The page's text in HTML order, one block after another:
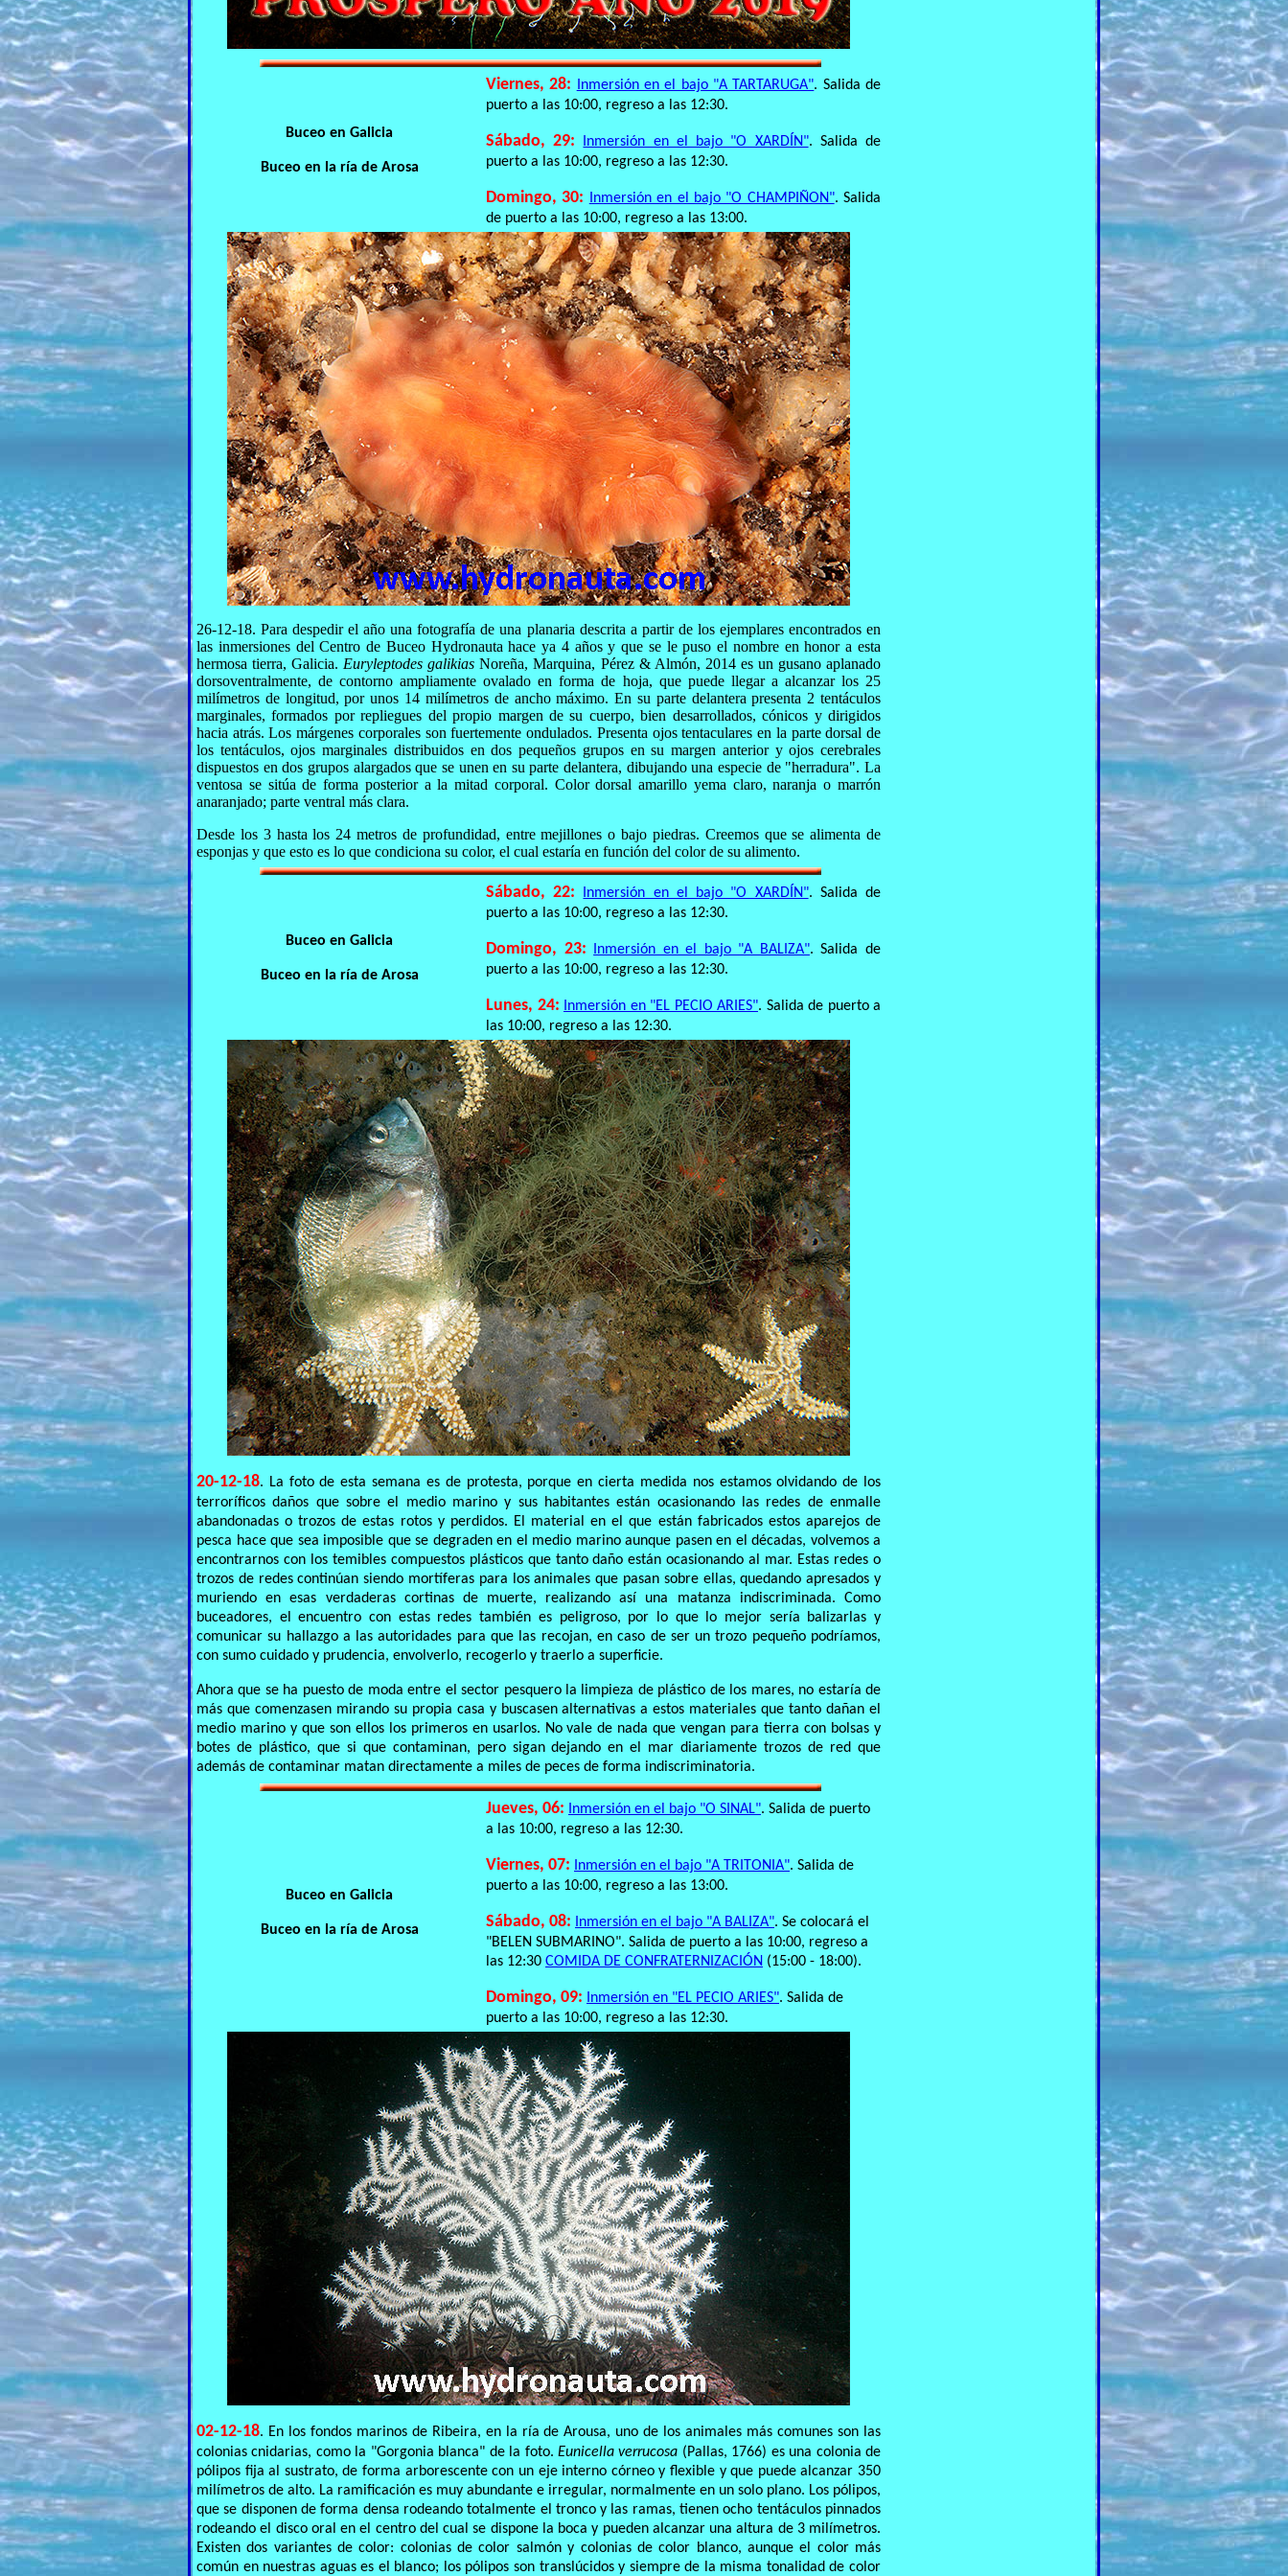
Buceo en Galicia
Buceo en la ría de Arosa
Viernes, 28: Inmersión en el bajo "A TARTARUGA". Salida de
puerto a las 10:00, regreso a las 12:30.
Sábado, 29: Inmersión en el bajo "O XARDÍN". Salida de
puerto a las 10:00, regreso a las 12:30.
Domingo, 30: Inmersión en el bajo "O CHAMPIÑON". Salida
de puerto a las 10:00, regreso a las 13:00.
26-12-18. Para despedir el año una fotografía de una planaria descrita a partir de los ejemplares encontrados en
las inmersiones del Centro de Buceo Hydronauta hace ya 4 años y que se le puso el nombre en honor a esta
hermosa tierra, Galicia. Euryleptodes galikias Noreña, Marquina, Pérez & Almón, 2014 es un gusano aplanado
dorsoventralmente, de contorno ampliamente ovalado en forma de hoja, que puede llegar a alcanzar los 25
milímetros de longitud, por unos 14 milímetros de ancho máximo. En su parte delantera presenta 2 tentáculos
marginales, formados por repliegues del propio margen de su cuerpo, bien desarrollados, cónicos y dirigidos
hacia atrás. Los márgenes corporales son fuertemente ondulados. Presenta ojos tentaculares en la parte dorsal de
los tentáculos, ojos marginales distribuidos en dos pequeños grupos en su margen anterior y ojos cerebrales
dispuestos en dos grupos alargados que se unen en su parte delantera, dibujando una especie de "herradura". La
ventosa se sitúa de forma posterior a la mitad corporal. Color dorsal amarillo yema claro, naranja o marrón
anaranjado; parte ventral más clara.
Desde los 3 hasta los 24 metros de profundidad, entre mejillones o bajo piedras. Creemos que se alimenta de
esponjas y que esto es lo que condiciona su color, el cual estaría en función del color de su alimento.
Buceo en Galicia
Buceo en la ría de Arosa
Sábado, 22: Inmersión en el bajo "O XARDÍN". Salida de
puerto a las 10:00, regreso a las 12:30.
Domingo, 23: Inmersión en el bajo "A BALIZA". Salida de
puerto a las 10:00, regreso a las 12:30.
Lunes, 24: Inmersión en "EL PECIO ARIES". Salida de puerto a
las 10:00, regreso a las 12:30.
20-12-18. La foto de esta semana es de protesta, porque en cierta medida nos estamos olvidando de los
terroríficos daños que sobre el medio marino y sus habitantes están ocasionando las redes de enmalle
abandonadas o trozos de estas rotos y perdidos. El material en el que están fabricados estos aparejos de
pesca hace que sea imposible que se degraden en el medio marino aunque pasen en el décadas, volvemos a
encontrarnos con los temibles compuestos plásticos que tanto daño están ocasionando al mar. Estas redes o
trozos de redes continúan siendo mortíferas para los animales que pasan sobre ellas, quedando apresados y
muriendo en esas verdaderas cortinas de muerte, realizando así una matanza indiscriminada. Como
buceadores, el encuentro con estas redes también es peligroso, por lo que lo mejor sería balizarlas y
comunicar su hallazgo a las autoridades para que las recojan, en caso de ser un trozo pequeño podríamos,
con sumo cuidado y prudencia, envolverlo, recogerlo y traerlo a superficie.
Ahora que se ha puesto de moda entre el sector pesquero la limpieza de plástico de los mares, no estaría de
más que comenzasen mirando su propia casa y buscasen alternativas a estos materiales que tanto dañan el
medio marino y que son ellos los primeros en usarlos. No vale de nada que vengan para tierra con bolsas y
botes de plástico, que si que contaminan, pero sigan dejando en el mar diariamente trozos de red que
además de contaminar matan directamente a miles de peces de forma indiscriminatoria.
Buceo en Galicia
Buceo en la ría de Arosa
Jueves, 06: Inmersión en el bajo "O SINAL". Salida de puerto
a las 10:00, regreso a las 12:30.
Viernes, 07: Inmersión en el bajo "A TRITONIA". Salida de
puerto a las 10:00, regreso a las 13:00.
Sábado, 08: Inmersión en el bajo "A BALIZA". Se colocará el
"BELEN SUBMARINO". Salida de puerto a las 10:00, regreso a
las 12:30 COMIDA DE CONFRATERNIZACIÓN (15:00 - 18:00).
Domingo, 09: Inmersión en "EL PECIO ARIES". Salida de
puerto a las 10:00, regreso a las 12:30.
02-12-18. En los fondos marinos de Ribeira, en la ría de Arousa, uno de los animales más comunes son las
colonias cnidarias, como la "Gorgonia blanca" de la foto. Eunicella verrucosa (Pallas, 1766) es una colonia de
pólipos fija al sustrato, de forma arborescente con un eje interno córneo y flexible y que puede alcanzar 350
milímetros de alto. La ramificación es muy abundante e irregular, normalmente en un solo plano. Los pólipos,
que se disponen de forma densa rodeando totalmente el tronco y las ramas, tienen ocho tentáculos pinnados
rodeando el disco oral en el centro del cual se dispone la boca y pueden alcanzar una altura de 3 milímetros.
Existen dos variantes de color: colonias de color salmón y colonias de color blanco, aunque el color más
común en nuestras aguas es el blanco; los pólipos son translúcidos y siempre de la misma tonalidad de color